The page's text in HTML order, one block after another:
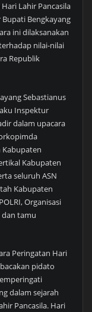
Lahir Pancasila
Bengkayang
ini dilaksanakan
nilai-nilai
Republik
Sebastianus
Inspektur
dalam upacara
Kabupaten
Kabupaten
seluruh ASN
Kabupaten
Organisasi
dan tamu
Peringatan Hari
pidato
dalam sejarah
Pancasila. Hari